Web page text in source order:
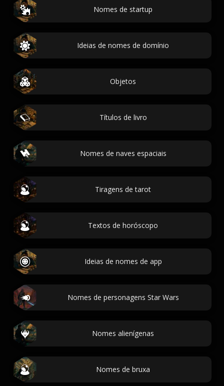
Nomes de startup
Ideias de nomes de domínio
Objetos
Títulos de livro
Nomes de naves espaciais
Tiragens de tarot
Textos de horóscopo
Ideias de nomes de app
Nomes de personagens Star Wars
Nomes alienígenas
Nomes de bruxa